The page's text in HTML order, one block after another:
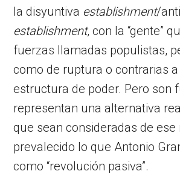
la disyuntiva establishment/
establishment, con la “gente”
fuerzas llamadas populistas,
como de ruptura o contrarias
estructura de poder. Pero son
representan una alternativa
que sean consideradas de ese
prevalecido lo que Antonio
como “revolución pasiva”.